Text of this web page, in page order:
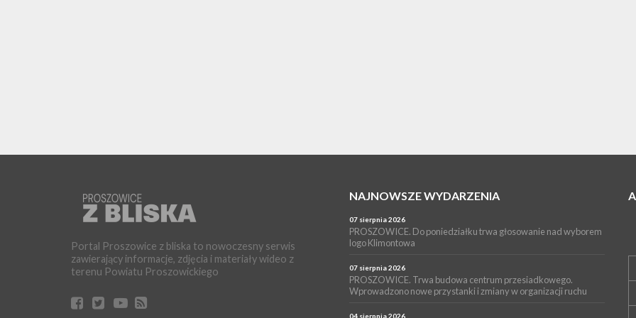
Portal Proszowice z bliska to nowoczesny serwis
zawierający informacje, zdjęcia i materiały wideo z
terenu Powiatu Proszowickiego
NAJNOWSZE WYDARZENIA
07 sierpnia 2026
PROSZOWICE. Do poniedziałku trwa głosowanie nad wyborem
logo Klimontowa
07 sierpnia 2026
PROSZOWICE. Trwa budowa centrum przesiadkowego.
Wprowadzono nowe przystanki i zmiany w organizacji ruchu
04 sierpnia 2026